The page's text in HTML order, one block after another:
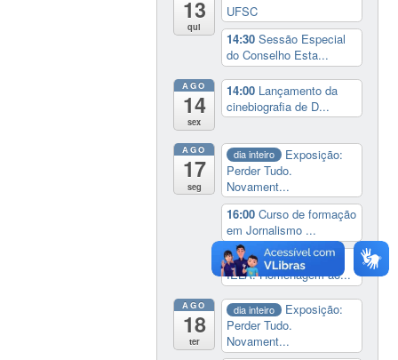
13
qui
UFSC
14:30Sessão Especial
do Conselho Esta...
AGO
14
sex
14:00 Lançamento da
cinebiografia de D...
AGO
17
seg
dia inteiro
Exposição:
Perder Tudo.
Novament...
16:00Curso de formação
em Jornalismo ...
19:00 Aula Magna do
IELA: Homenagem ao...
AGO
18
ter
dia inteiro
Exposição:
Perder Tudo.
Novament...